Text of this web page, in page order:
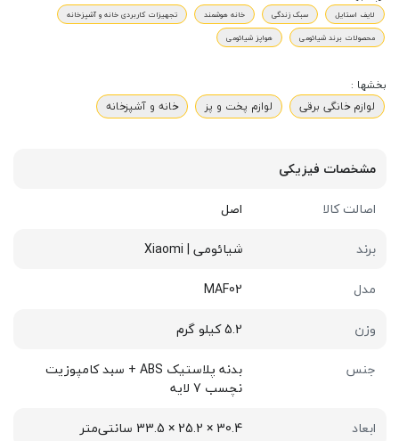
لایف استایل سبک زندگی خانه هوشمند
تجهیزات کاربردی خانه و آشپزخانه
محصولات برند شیائومی
هواپز شیائومی
بخشها :
لوازم خانگی برقی
لوازم پخت و پز خانه و آشپزخانه
مشخصات فیزیکی
اصالت کالا
اصل
برند
شیائومی | Xiaomi
مدل
MAF02
وزن
5.2 کیلو گرم
جنس
بدنه پلاستیک ABS + سبد کامپوزیت
نچسب 7 لایه
ابعاد
30.4 × 25.2 × 33.5 سانتی‌متر